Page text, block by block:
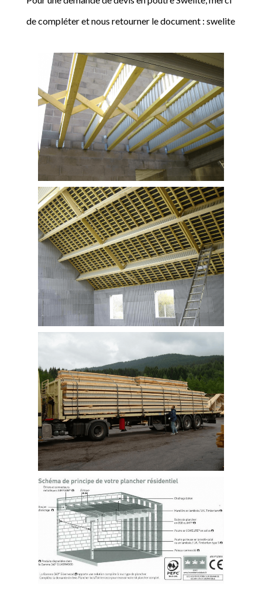
de compléter et nous retourner le document : swelite